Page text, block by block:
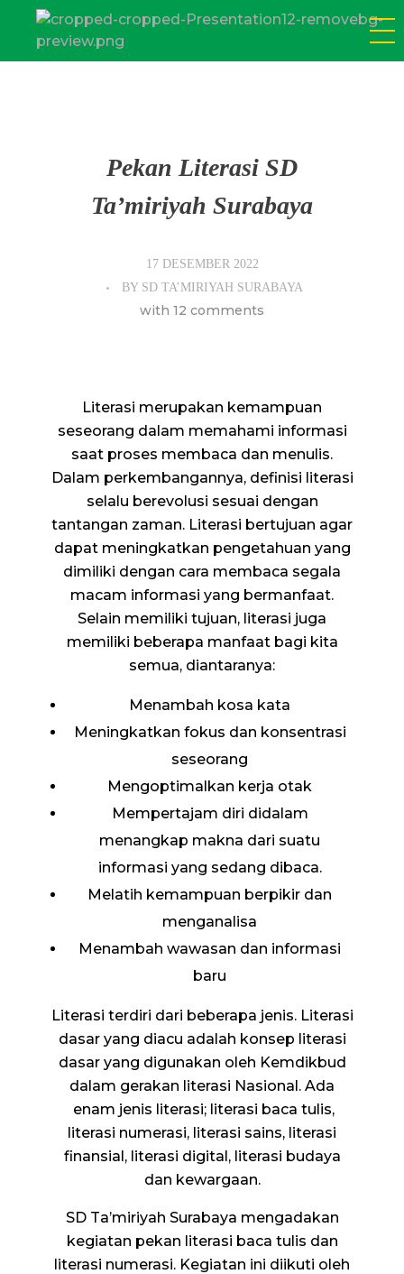
SD Tamiriyah Surabaya
Official Website
Pekan Literasi SD
Ta’miriyah Surabaya
17 DESEMBER 2022
BY SD TA’MIRIYAH SURABAYA
with 12 comments
Literasi merupakan kemampuan
seseorang dalam memahami informasi
saat proses membaca dan menulis.
Dalam perkembangannya, definisi literasi
selalu berevolusi sesuai dengan
tantangan zaman. Literasi bertujuan agar
dapat meningkatkan pengetahuan yang
dimiliki dengan cara membaca segala
macam informasi yang bermanfaat.
Selain memiliki tujuan, literasi juga
memiliki beberapa manfaat bagi kita
semua, diantaranya:
Menambah kosa kata
Meningkatkan fokus dan konsentrasi
seseorang
Mengoptimalkan kerja otak
Mempertajam diri didalam
menangkap makna dari suatu
informasi yang sedang dibaca.
Melatih kemampuan berpikir dan
menganalisa
Menambah wawasan dan informasi
baru
Literasi terdiri dari beberapa jenis. Literasi
dasar yang diacu adalah konsep literasi
dasar yang digunakan oleh Kemdikbud
dalam gerakan literasi Nasional. Ada
enam jenis literasi; literasi baca tulis,
literasi numerasi, literasi sains, literasi
finansial, literasi digital, literasi budaya
dan kewargaan.
SD Ta’miriyah Surabaya mengadakan
kegiatan pekan literasi baca tulis dan
literasi numerasi. Kegiatan ini diikuti oleh